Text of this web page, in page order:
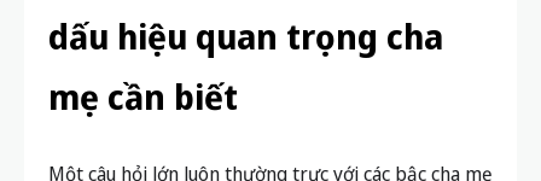
dấu hiệu quan trọng cha
mẹ cần biết
Một câu hỏi lớn luôn thường trực với các bậc cha mẹ